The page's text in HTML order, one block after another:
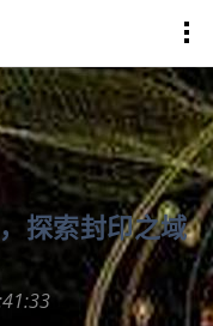
探索封印之域